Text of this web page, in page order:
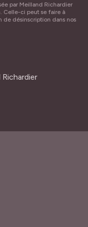
par Meilland Richardier
Celle-ci peut se faire à
de désinscription dans nos